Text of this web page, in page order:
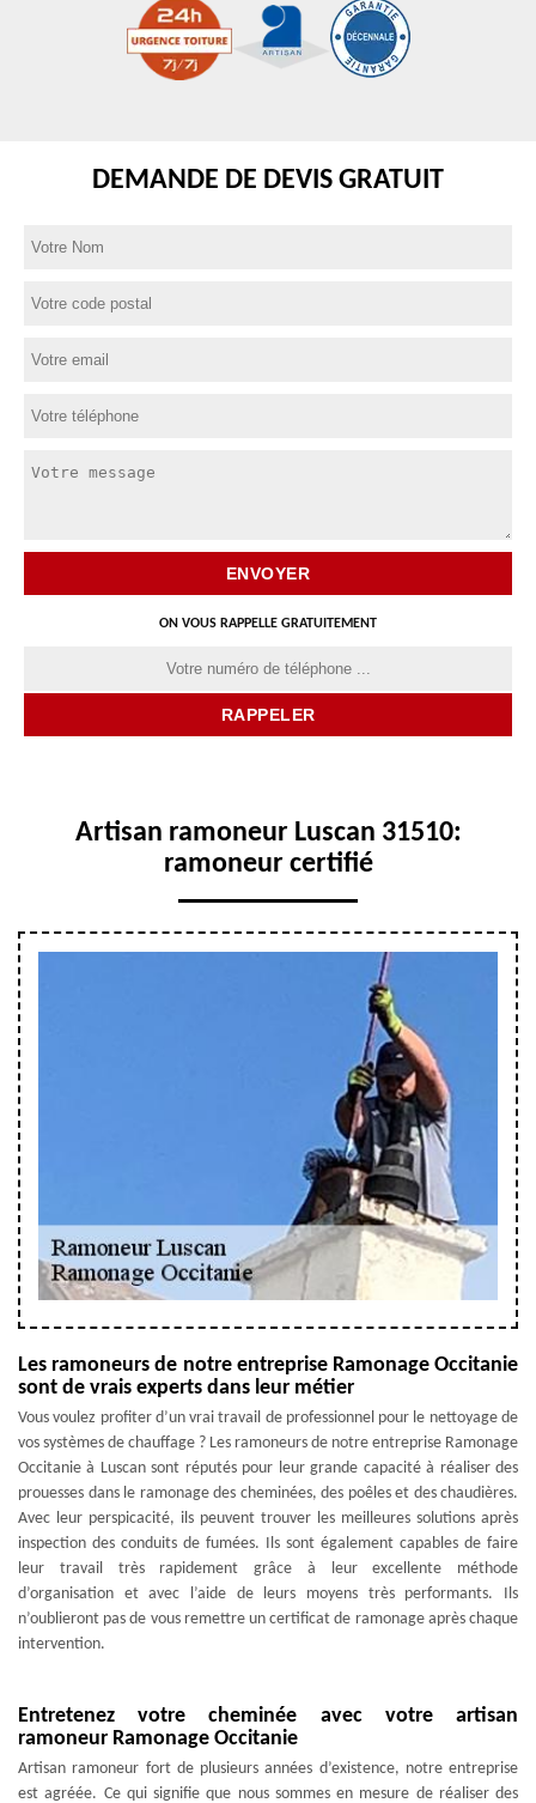
DEMANDE DE DEVIS GRATUIT
ON VOUS RAPPELLE GRATUITEMENT
Artisan ramoneur Luscan 31510:
ramoneur certifié
Les ramoneurs de notre entreprise Ramonage Occitanie
sont de vrais experts dans leur métier
Vous voulez profiter d’un vrai travail de professionnel pour le nettoyage de
vos systèmes de chauffage ? Les ramoneurs de notre entreprise Ramonage
Occitanie à Luscan sont réputés pour leur grande capacité à réaliser des
prouesses dans le ramonage des cheminées, des poêles et des chaudières.
Avec leur perspicacité, ils peuvent trouver les meilleures solutions après
inspection des conduits de fumées. Ils sont également capables de faire
leur travail très rapidement grâce à leur excellente méthode
d’organisation et avec l’aide de leurs moyens très performants. Ils
n’oublieront pas de vous remettre un certificat de ramonage après chaque
intervention.
Entretenez votre cheminée avec votre artisan
ramoneur Ramonage Occitanie
Artisan ramoneur fort de plusieurs années d’existence, notre entreprise
est agréée. Ce qui signifie que nous sommes en mesure de réaliser des